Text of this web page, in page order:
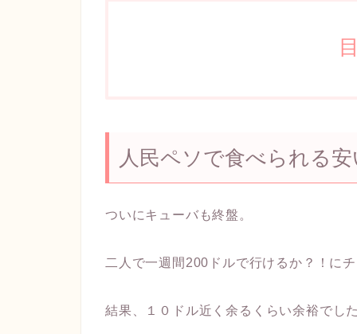
人民ペソで食べられる
ついにキューバも終盤。
二人で一週間200ドルで行けるか？！に
結果、１０ドル近く余るくらい余裕でし